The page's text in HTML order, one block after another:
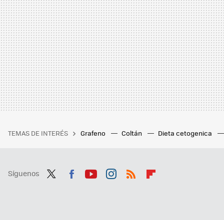
TEMAS DE INTERÉS Grafeno Coltán Dieta cetogenica
Síguenos